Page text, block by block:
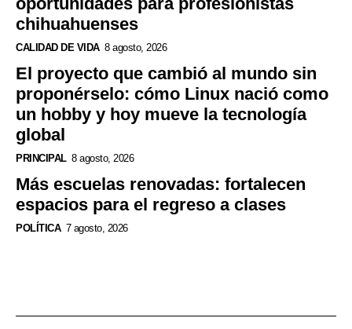
chihuahuenses
CALIDAD DE VIDA 8 agosto, 2026
El proyecto que cambió al mundo sin
proponérselo: cómo Linux nació como
un hobby y hoy mueve la tecnología
global
PRINCIPAL 8 agosto, 2026
Más escuelas renovadas: fortalecen
espacios para el regreso a clases
POLÍTICA 7 agosto, 2026